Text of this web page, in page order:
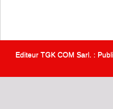
Editeur TGK COM Sarl. :